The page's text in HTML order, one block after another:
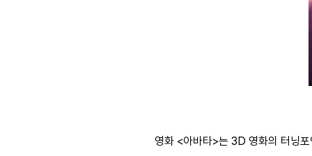
영화 <아바타>는 3D 영화의 터닝